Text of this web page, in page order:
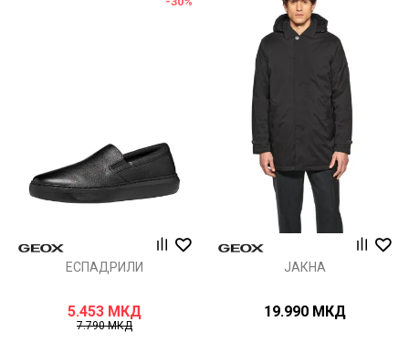
ЕСПАДРИЛИ
5.453 МКД
7.790МКД
ЈАКНА
19.990 МКД